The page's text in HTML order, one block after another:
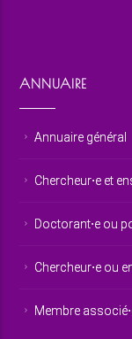
ANNUAIRE
Annuaire général
Chercheur⋅e et
Doctorant⋅e ou
Chercheur⋅e ou
Membre